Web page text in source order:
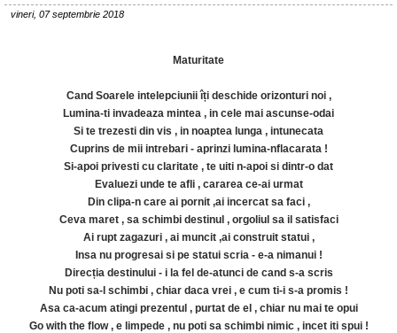
vineri, 07 septembrie 2018
Maturitate
Cand Soarele intelepciunii îți deschide orizonturi noi ,
Lumina-ti invadeaza mintea , in cele mai ascunse-odai
Si te trezesti din vis , in noaptea lunga , intunecata
Cuprins de mii intrebari - aprinzi lumina-nflacarata !
Si-apoi privesti cu claritate , te uiti n-apoi si dintr-o dat
Evaluezi unde te afli , cararea ce-ai urmat
Din clipa-n care ai pornit ,ai incercat sa faci ,
Ceva maret , sa schimbi destinul , orgoliul sa il satisfaci
Ai rupt zagazuri , ai muncit ,ai construit statui ,
Insa nu progresai si pe statui scria - e-a nimanui !
Direcția destinului - i la fel de-atunci de cand s-a scris
Nu poti sa-l schimbi , chiar daca vrei , e cum ti-i s-a promis !
Asa ca-acum atingi prezentul , purtat de el , chiar nu mai te opui
Go with the flow , e limpede , nu poti sa schimbi nimic , incet iti spui !